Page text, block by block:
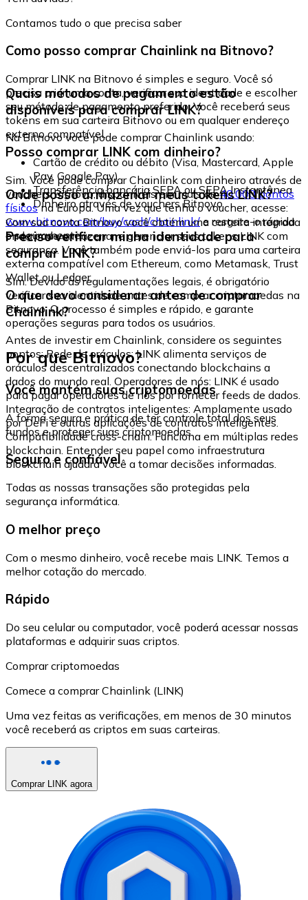
Contamos tudo o que precisa saber
Como posso comprar Chainlink na Bitnovo?
Comprar LINK na Bitnovo é simples e seguro. Você só
precisa criar uma conta, verificar sua identidade e escolher
seu método de pagamento preferido. Você receberá seus
tokens em sua carteira Bitnovo ou em qualquer endereço
externo compatível.
Quais métodos de pagamento estão
disponíveis para comprar LINK?
Na Bitnovo você pode comprar Chainlink usando:
Cartão de crédito ou débito (Visa, Mastercard, Apple
Pay, Google Pay)
Transferência bancária SEPA ou SEPA Instantânea
Dinheiro através de vouchers Bitnovo
Posso comprar LINK com dinheiro?
Sim. Você pode comprar Chainlink com dinheiro através de
vouchers Bitnovo, disponíveis em mais de40.000 pontos
físicosna Europa. Uma vez que tenha o voucher, acesse:
www.bitnovo.com/buy/cash/chainlink/e resgate-o rápida
e seguramente.
Onde posso armazenar meus tokens LINK?
Com sua conta Bitnovo você obtém uma carteira integrada
onde pode armazenar e gerenciar seus tokens LINK com
segurança. Você também pode enviá-los para uma carteira
externa compatível com Ethereum, como Metamask, Trust
Wallet ou Ledger.
Preciso verificar minha identidade para
comprar LINK?
Sim. Devido às regulamentações legais, é obrigatório
verificar sua identidade antes de comprar criptomoedas na
Bitnovo. O processo é simples e rápido, e garante
operações seguras para todos os usuários.
O que devo considerar antes de comprar
Chainlink?
Antes de investir em Chainlink, considere os seguintes
pontos: Rede de oráculos: LINK alimenta serviços de
oráculos descentralizados conectando blockchains a
dados do mundo real. Operadores de nós: LINK é usado
para pagar operadores de nós por fornecer feeds de dados.
Integração de contratos inteligentes: Amplamente usado
por DeFi e outras aplicações de contratos inteligentes.
Compatibilidade cross-chain: Funciona em múltiplas redes
blockchain. Entender seu papel como infraestrutura
blockchain ajudará você a tomar decisões informadas.
Por que Bitnovo?
Você mantém suas criptomoedas
A forma segura e prática de ter controle total dos seus
fundos e proteger suas criptomoedas.
Seguro e confiável
Todas as nossas transações são protegidas pela
segurança informática.
O melhor preço
Com o mesmo dinheiro, você recebe mais LINK. Temos a
melhor cotação do mercado.
Rápido
Do seu celular ou computador, você poderá acessar nossas
plataformas e adquirir suas criptos.
Comprar criptomoedas
Comece a comprar Chainlink (LINK)
Uma vez feitas as verificações, em menos de 30 minutos
você receberá as criptos em suas carteiras.
Comprar LINK agora